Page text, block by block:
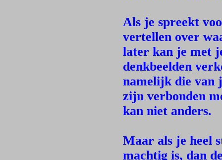
Als je spreekt
vertellen over
later kan je met
denkbeelden
namelijk die van
zijn verbonden
kan niet anders.
Maar als je heel
machtig is, dan